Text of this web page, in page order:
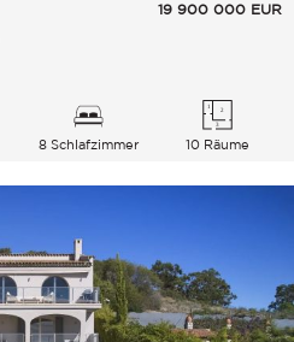
19 900 000 EUR
8 Schlafzimmer 10 Räume